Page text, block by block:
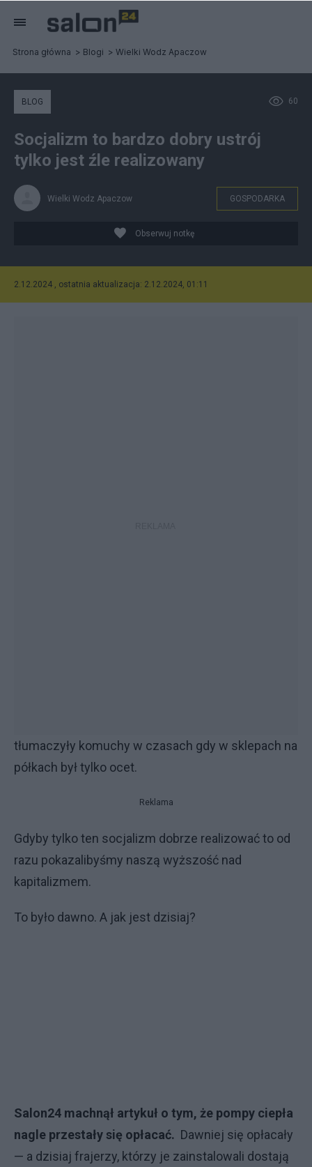
Strona główna Blogi Wielki Wodz Apaczow
60
BLOG
Socjalizm to bardzo dobry ustrój
tylko jest źle realizowany
Wielki Wodz Apaczow GOSPODARKA
Obserwuj notkę
2.12.2024 , ostatnia aktualizacja: 2.12.2024, 01:11
tłumaczyły komuchy w czasach gdy w sklepach na
półkach był tylko ocet.
Reklama
Gdyby tylko ten socjalizm dobrze realizować to od
razu pokazalibyśmy naszą wyższość nad
kapitalizmem.
To było dawno. A jak jest dzisiaj?
Salon24 machnął artykuł o tym, że pompy ciepła
nagle przestały się opłacać. Dawniej się opłacały
— a dzisiaj frajerzy, którzy je zainstalowali dostają